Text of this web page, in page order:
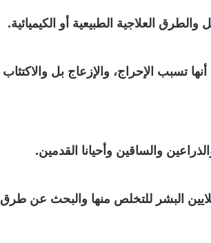
العلاجية الطبيعية أو الكيميائية.
تسبب الإحراج، والإزعاج بل والاكتئاب
والساقين وأحيانا القدمين.
البشر للتخلص منها والبحث عن طرق